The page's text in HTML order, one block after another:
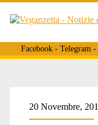
Facebook- Telegram-
Tag:
20 Novembre,